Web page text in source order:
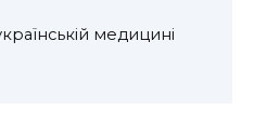
медицині